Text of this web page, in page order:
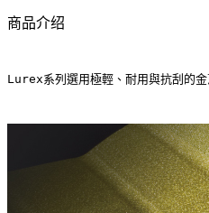
商品介绍
Lurex系列選用極輕、耐用與抗刮的